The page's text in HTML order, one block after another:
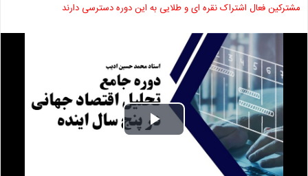
مشترکین فعال اشتراک نقره ای و طلایی به این دوره دسترسی دارند
Play